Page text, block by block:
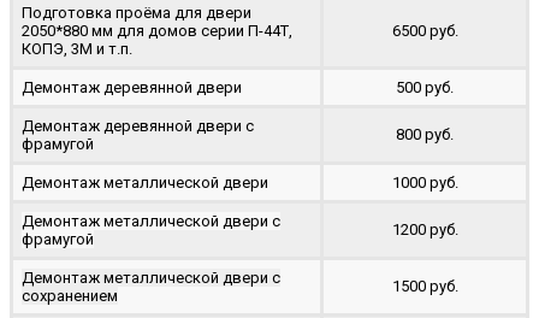
Подготовка проёма для двери
2050*880 мм для домов серии П-44Т,
КОПЭ, 3М и т.п.
6500 руб.
Демонтаж деревянной двери 500 руб.
Демонтаж деревянной двери с
фрамугой
800 руб.
Демонтаж металлической двери 1000 руб.
Демонтаж металлической двери с
фрамугой
1200 руб.
Демонтаж металлической двери с
сохранением
1500 руб.